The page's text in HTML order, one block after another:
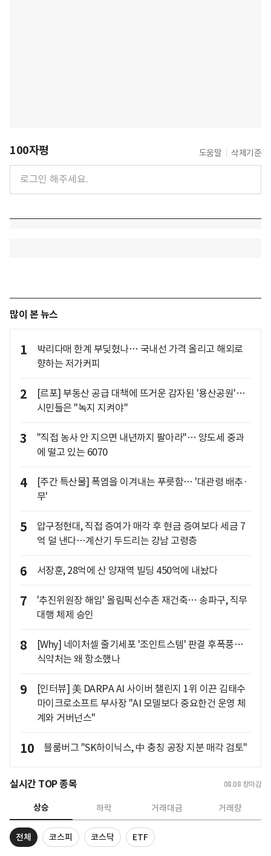
100자평 도움말 삭제기준
많이 본 뉴스
1
박리다매 한계 부딪혔나… 국내선 가격 올리고 해외로
향하는 저가커피
2
[르포] 부동산 공급 대책에 뜨거운 감자된 '용산공원'…
시민들은 "녹지 지켜야"
3
"직접 농사 안 지으면 내년까지 팔아라"… 양도세 중과
에 떨고 있는 6070
4
[주간 특산물] 폭염을 이겨내는 푸릇함… '대관령 배추·
무'
5
압구정현대, 직접 증여가 매각 후 현금 증여보다 세금 7
억 덜 낸다…계산기 두드리는 강남 고령층
6 서장훈, 28억에 산 양재역 빌딩 450억에 내놨다
7
'추진위원장 해임' 올림픽선수촌 재건축… 송파구, 직무
대행 체제 승인
8
[Why] 네이처셀 줄기세포 '조인트스템' 판결 후폭풍…
식약처는 왜 항소했나
9
[인터뷰] 美 DARPA AI 사이버 챌린지 1위 이끈 김태수
마이크로소프트 부사장 "AI 모델보다 중요한건 운영 체
계와 거버넌스"
10 블룸버그 "SK하이닉스, 中 충칭 공장 지분 매각 검토"
실시간 TOP 종목 08.08 장마감
상승 하락 거래대금 거래량
전체 코스피 코스닥 ETF